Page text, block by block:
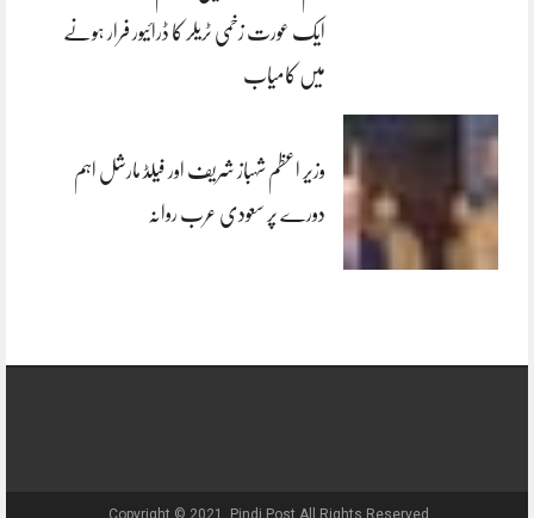
ایک عورت زخمی ٹریلر کا ڈرائیور فرار ہونے
میں کامیاب
وزیر اعظم شہباز شریف اور فیلڈ مارشل اہم
دورے پر سعودی عرب روانہ
Copyright © 2021, Pindi Post All Rights Reserved.